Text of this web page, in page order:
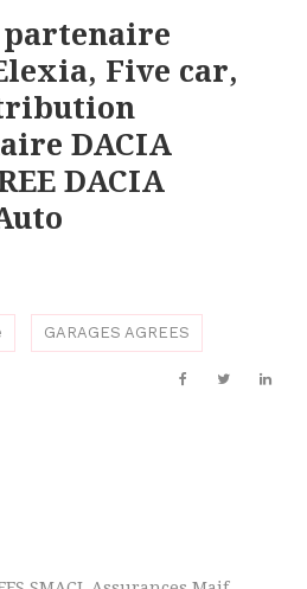
partenaire
Five car,
DACIA
DACIA
GARAGES AGREES